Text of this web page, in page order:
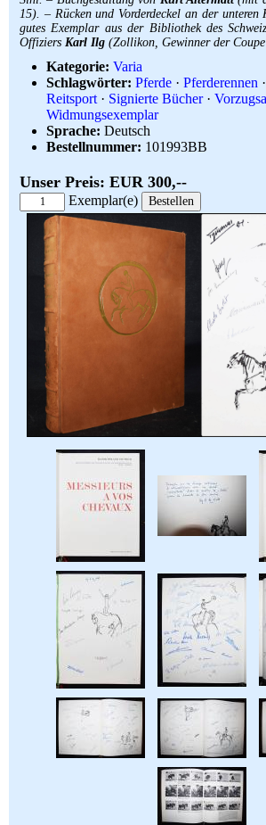
Impressum
15). – Rücken und Vorderdeckel an der unteren
gutes Exemplar aus der Bibliothek des
Offiziers Karl Ilg (Zollikon, Gewinner der
Kategorie: Varia
Schlagwörter: Pferde · Pferderennen ·
Reitsport · Signierte Bücher·
Widmungsexemplar
Sprache: Deutsch
Bestellnummer: 101993BB
Unser Preis: EUR 300,--
Exemplar(e)